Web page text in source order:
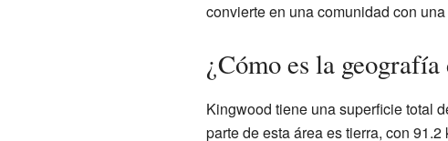
convierte en una comunidad con
¿Cómo es la
Kingwood tiene una superficie total
parte de esta área es tierra, con